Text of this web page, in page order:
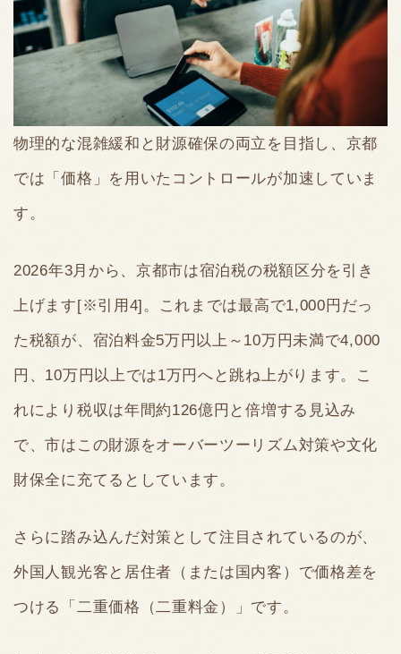
物理的な混雑緩和と財源確保の両立を目指し、京都
では「価格」を用いたコントロールが加速していま
す。
2026年3月から、京都市は宿泊税の税額区分を引き
上げます[※引用4]。これまでは最高で1,000円だっ
た税額が、宿泊料金5万円以上～10万円未満で4,000
円、10万円以上では1万円へと跳ね上がります。こ
れにより税収は年間約126億円と倍増する見込み
で、市はこの財源をオーバーツーリズム対策や文化
財保全に充てるとしています。
さらに踏み込んだ対策として注目されているのが、
外国人観光客と居住者（または国内客）で価格差を
つける「二重価格（二重料金）」です。